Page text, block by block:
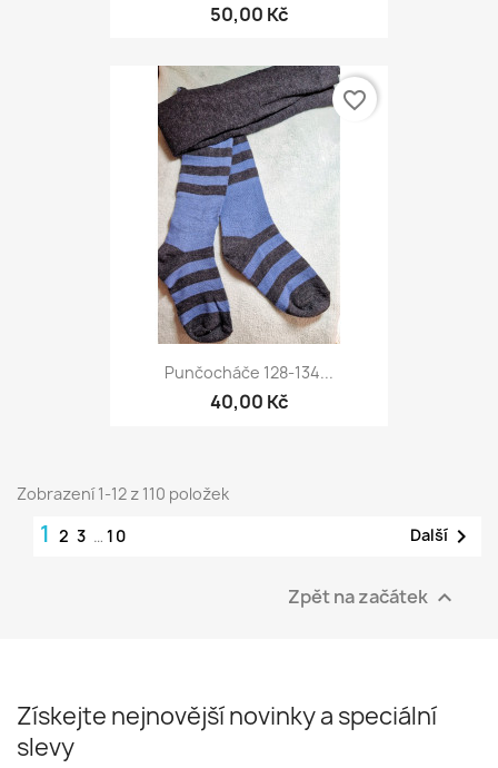
50,00 Kč
Punčocháče 128-134...
40,00 Kč
favorite_border
Zobrazení 1-12 z 110 položek
1 2 3 … 10 Další 
Zpět na začátek 
Získejte nejnovější novinky a speciální
slevy